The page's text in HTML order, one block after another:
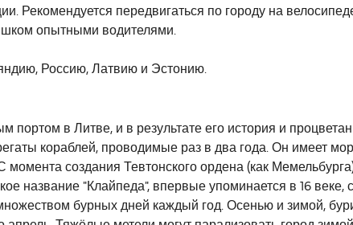
Рекомендуется передвигаться по городу на
опытными водителями.
Россию, Латвию и Эстонию.
портом в Литве, и в результате его история и
кораблей, проводимые раз в два года. Он имеет
создания Тевтонского ордена (как Мемельбурга)
название "Клайпеда", впервые упоминается в 16 веке,
бурных дней каждый год. Осенью и зимой,